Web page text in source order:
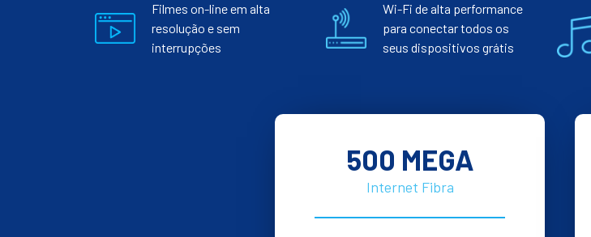
Filmes on-line em alta
resolução e sem
interrupções
Wi-Fi de alta performance
para conectar todos os
seus dispositivos grátis
500 MEGA
Internet Fibra